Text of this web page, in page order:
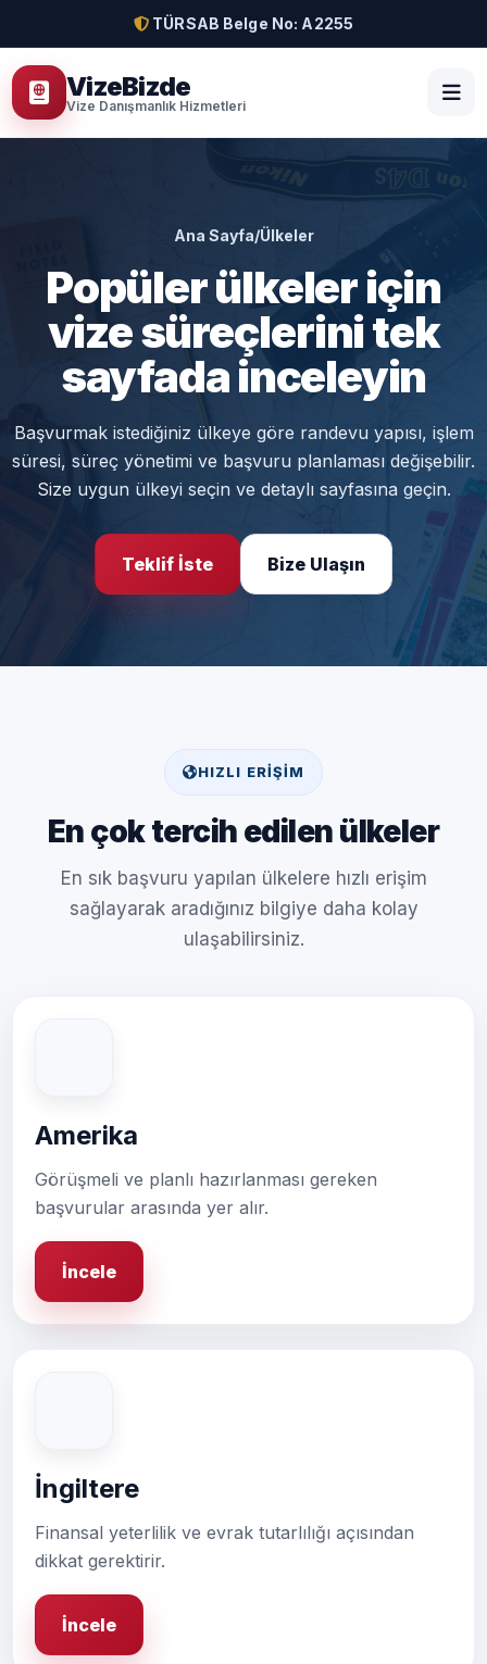
TÜRSAB Belge No: A2255
VizeBizde
Vize Danışmanlık Hizmetleri
Ana Sayfa/Ülkeler
Popüler ülkeler için
vize süreçlerini tek
sayfada inceleyin
Başvurmak istediğiniz ülkeye göre randevu yapısı, işlem
süresi, süreç yönetimi ve başvuru planlaması değişebilir.
Size uygun ülkeyi seçin ve detaylı sayfasına geçin.
Teklif İste Bize Ulaşın
HIZLI ERIŞIM
En çok tercih edilen ülkeler
En sık başvuru yapılan ülkelere hızlı erişim
sağlayarak aradığınız bilgiye daha kolay
ulaşabilirsiniz.
Amerika
Görüşmeli ve planlı hazırlanması gereken
başvurular arasında yer alır.
İncele
İngiltere
Finansal yeterlilik ve evrak tutarlılığı açısından
dikkat gerektirir.
İncele